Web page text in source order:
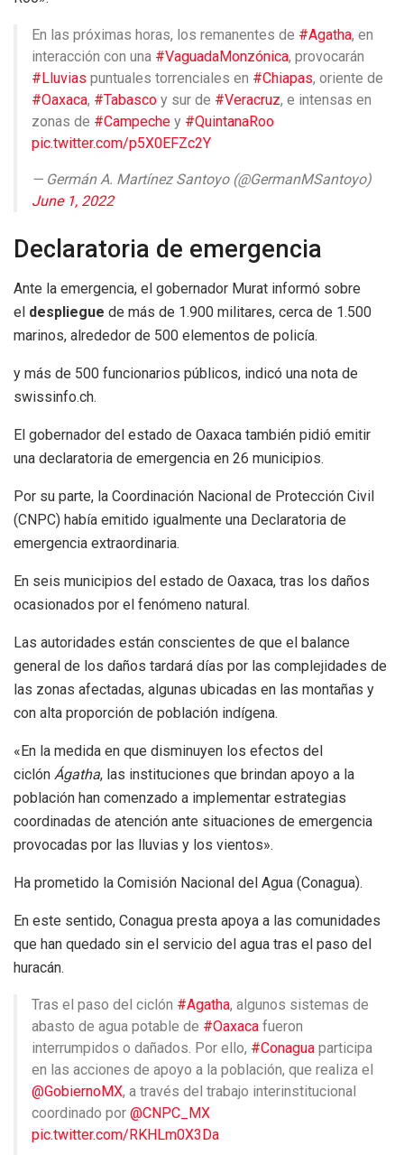
En las próximas horas, los remanentes de #Agatha, en
interacción con una #VaguadaMonzónica, provocarán
#Lluvias puntuales torrenciales en #Chiapas, oriente de
#Oaxaca, #Tabasco y sur de #Veracruz, e intensas en
zonas de #Campeche y #QuintanaRoo
pic.twitter.com/p5X0EFZc2Y
— Germán A. Martínez Santoyo (@GermanMSantoyo)
June 1, 2022
Declaratoria de emergencia
Ante la emergencia, el gobernador Murat informó sobre
el despliegue de más de 1.900 militares, cerca de 1.500
marinos, alrededor de 500 elementos de policía.
y más de 500 funcionarios públicos, indicó una nota de
swissinfo.ch.
El gobernador del estado de Oaxaca también pidió emitir
una declaratoria de emergencia en 26 municipios.
Por su parte, la Coordinación Nacional de Protección Civil
(CNPC) había emitido igualmente una Declaratoria de
emergencia extraordinaria.
En seis municipios del estado de Oaxaca, tras los daños
ocasionados por el fenómeno natural.
Las autoridades están conscientes de que el balance
general de los daños tardará días por las complejidades de
las zonas afectadas, algunas ubicadas en las montañas y
con alta proporción de población indígena.
«En la medida en que disminuyen los efectos del
ciclón Ágatha, las instituciones que brindan apoyo a la
población han comenzado a implementar estrategias
coordinadas de atención ante situaciones de emergencia
provocadas por las lluvias y los vientos».
Ha prometido la Comisión Nacional del Agua (Conagua).
En este sentido, Conagua presta apoya a las comunidades
que han quedado sin el servicio del agua tras el paso del
huracán.
Tras el paso del ciclón #Agatha, algunos sistemas de
abasto de agua potable de #Oaxaca fueron
interrumpidos o dañados. Por ello, #Conagua participa
en las acciones de apoyo a la población, que realiza el
@GobiernoMX, a través del trabajo interinstitucional
coordinado por @CNPC_MX
pic.twitter.com/RKHLm0X3Da